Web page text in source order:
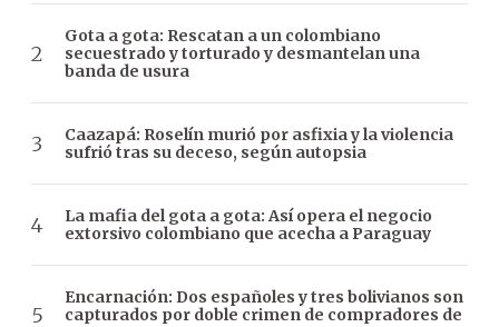
Gota a gota: Rescatan a un colombiano
secuestrado y torturado y desmantelan una
banda de usura
Caazapá: Roselín murió por asfixia y la violencia
sufrió tras su deceso, según autopsia
La mafia del gota a gota: Así opera el negocio
extorsivo colombiano que acecha a Paraguay
Encarnación: Dos españoles y tres bolivianos son
capturados por doble crimen de compradores de